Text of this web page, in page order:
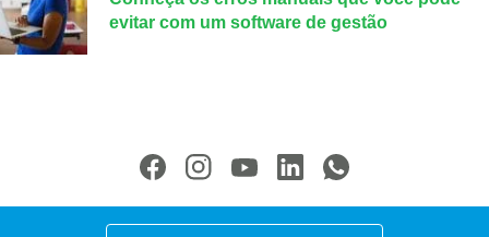
evitar com um software de gestão